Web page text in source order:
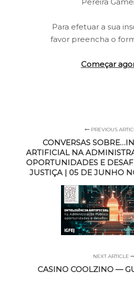
Para efetuar a sua
favor preencha o
Começar
PREVIOUS
CONVERSAS
ARTIFICIAL NA
OPORTUNIDADES E
JUSTIÇA | 05 DE JUNHO
NEXT ARTICLE
CASINO COOLZINO —